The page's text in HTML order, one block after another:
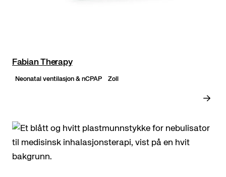
Fabian Therapy
Neonatal ventilasjon & nCPAP Zoll